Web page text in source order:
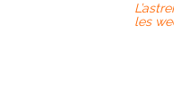
les